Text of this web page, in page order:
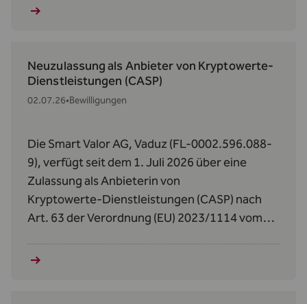
Neuzulassung als Anbieter von Kryptowerte-
Dienstleistungen (CASP)
02.07.26•Bewilligungen
Die Smart Valor AG, Vaduz (FL-0002.596.088-
9), verfügt seit dem 1. Juli 2026 über eine
Zulassung als Anbieterin von
Kryptowerte‑Dienstleistungen (CASP) nach
Art. 63 der Verordnung (EU) 2023/1114 vom
(MiCAR).